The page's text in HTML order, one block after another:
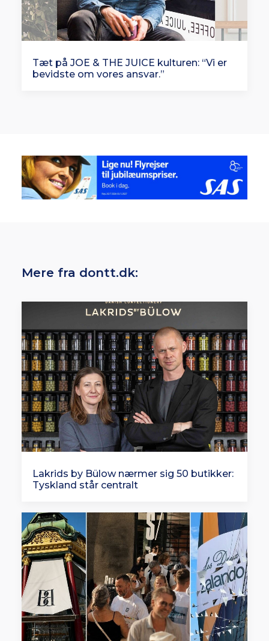
Tæt på JOE & THE JUICE kulturen: “Vi er
bevidste om vores ansvar.”
Mere fra dontt.dk:
Lakrids by Bülow nærmer sig 50 butikker:
Tyskland står centralt